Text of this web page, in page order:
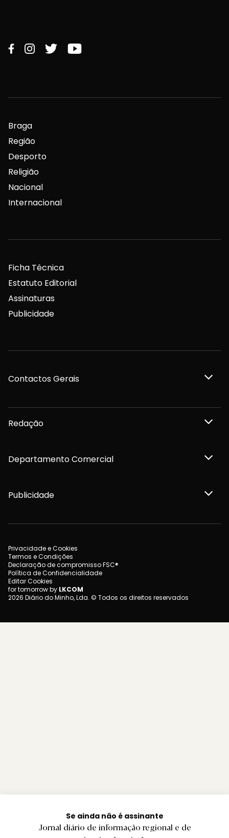
Se ainda não é assinante
Jornal diário de informação regional e de
Braga
Região
Desporto
Religião
Nacional
Internacional
Ficha Técnica
Estatuto Editorial
Assinaturas
Publicidade
Contactos Gerais
Redação
Departamento Comercial
Publicidade
Privacidade e Cookies
Termos e Condições
Declaração de compromisso FSC®
Política de Confidencialidade
Editar Cookies
for tomorrow by LKCOM
2026 Diário do Minho, Lda. © Todos os direitos reservados